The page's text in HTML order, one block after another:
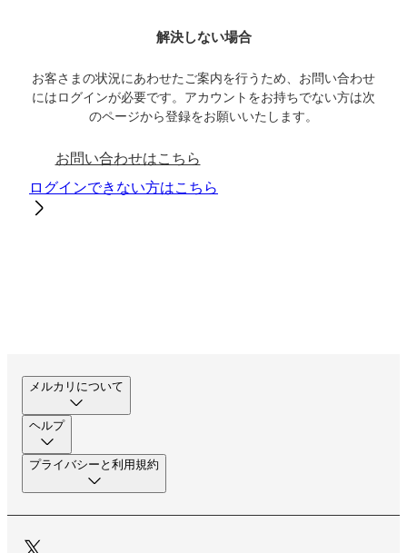
解決しない場合
お客さまの状況にあわせたご案内を行うため、お問い合わせ
にはログインが必要です。アカウントをお持ちでない方は次
のページから登録をお願いいたします。
お問い合わせはこちら
ログインできない方はこちら
メルカリについて
ヘルプ
プライバシーと利用規約